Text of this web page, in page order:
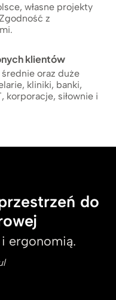
własne projekty
z
klientów
średnie oraz duże
kliniki, banki,
korporacje, siłownie i
do
ergonomią.